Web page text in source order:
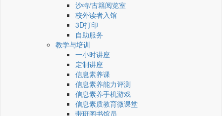
沙特/古籍阅览室
校外读者入馆
3D打印
自助服务
教学与培训
一小时讲座
定制讲座
信息素养课
信息素养能力评测
信息素养手机游戏
信息素质教育微课堂
带班图书馆员